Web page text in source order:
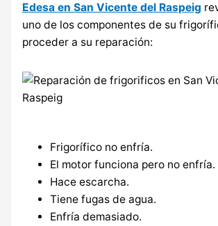
Edesa en San Vicente del Raspeig
uno de los componentes de su
proceder a su reparación:
Frigorífico no enfría.
El motor funciona pero no enfría.
Hace escarcha.
Tiene fugas de agua.
Enfría demasiado.